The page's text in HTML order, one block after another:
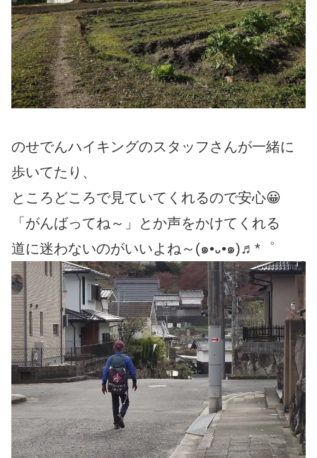
のせでんハイキングのスタッフさんが一緒に
歩いてたり、
ところどころで見ていてくれるので安心😀
「がんばってね～」とか声をかけてくれる
道に迷わないのがいいよね～(๑•᎑•๑)♬*゜